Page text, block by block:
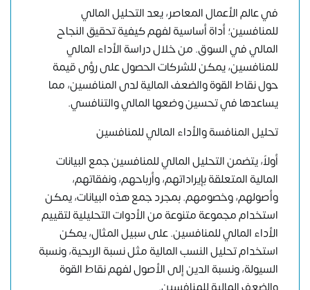
في عالم الأعمال المعاصر، يعد التحليل المالي
للمنافسين؛ أداة أساسية لفهم كيفية تحقيق النجاح
المالي في السوق. من خلال دراسة الأداء المالي
للمنافسين، يمكن للشركات الحصول على رؤى قيمة
حول نقاط القوة والضعف المالية لدى المنافسين، مما
يساعدها في تحسين وضعها المالي والتنافسي.
تحليل المنافسة والأداء المالي للمنافسين
أولاً، يتضمن التحليل المالي للمنافسين جمع البيانات
المالية المتعلقة بإيراداتهم، وأرباحهم، ونفقاتهم،
وأصولهم، وخصومهم. بمجرد جمع هذه البيانات، يمكن
استخدام مجموعة متنوعة من الأدوات التحليلية لتقييم
الأداء المالي للمنافسين. على سبيل المثال، يمكن
استخدام تحليل النسب المالية مثل نسبة الربحية، ونسبة
السيولة، ونسبة الدين إلى الأصول لفهم نقاط القوة